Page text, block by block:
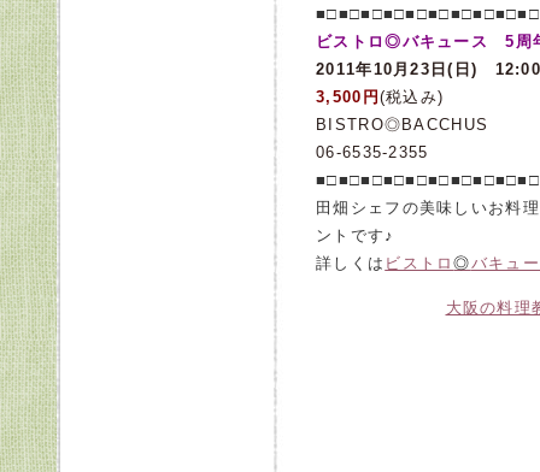
■□■□■□■□■□■□■□■□■□■□
ビストロ◎バキュース 5周
2011年10月23日(日)
3,500円 (税込み)
BISTRO◎BACCHUS
06-6535-2355
■□■□■□■□■□■□■□■□■□■□
田畑シェフの美味しいお料
ントです♪
詳しくは ビストロ◎バキュ
大阪の料理